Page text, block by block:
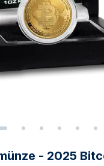
- 2025